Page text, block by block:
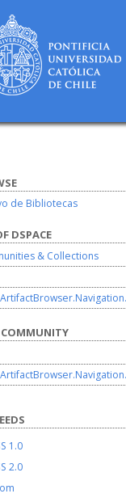
de Bibliotecas
DSPACE
& Collections
1.0
2.0